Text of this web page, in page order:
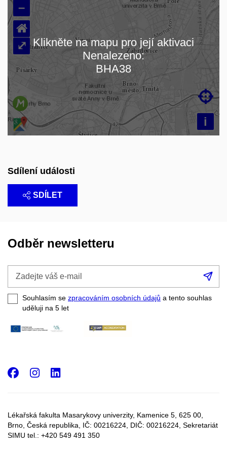
Načítám mapu…
–
i

⌂
⤢ Klikněte na mapu pro její aktivaci
Nenalezeno:
BHA38
Sdílení události
SDÍLET
Odběr newsletteru
e-
mail
Souhlasím se zpracováním osobních údajů a tento souhlas
uděluji na 5 let
Lékařská fakulta Masarykovy univerzity, Kamenice 5, 625 00,
Brno, Česká republika, IČ: 00216224, DIČ: 00216224, Sekretariát
SIMU tel.: +420 549 491 350
Facebook
Instagram